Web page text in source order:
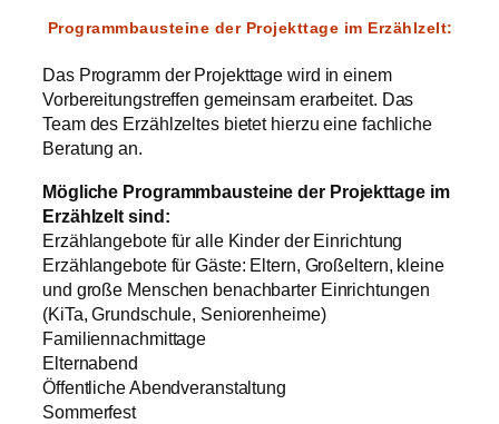
Programmbausteine der Projekttage im Erzählzelt:
Das Programm der Projekttage wird in einem
Vorbereitungstreffen gemeinsam erarbeitet. Das
Team des Erzählzeltes bietet hierzu eine fachliche
Beratung an.
Mögliche Programmbausteine der Projekttage im
Erzählzelt sind:
Erzählangebote für alle Kinder der Einrichtung
Erzählangebote für Gäste: Eltern, Großeltern, kleine
und große Menschen benachbarter Einrichtungen
(KiTa, Grundschule, Seniorenheime)
Familiennachmittage
Elternabend
Öffentliche Abendveranstaltung
Sommerfest